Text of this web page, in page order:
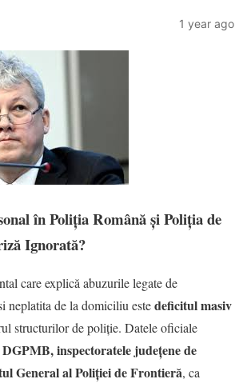
1 year ago
în Poliția Română și Poliția de
Ignorată?
care explică abuzurile legate de
neplatita de la domiciliu estedeficitul masiv
structurilor de poliție. Datele oficiale
inspectoratele județene de
General al Poliției de Frontieră, ca